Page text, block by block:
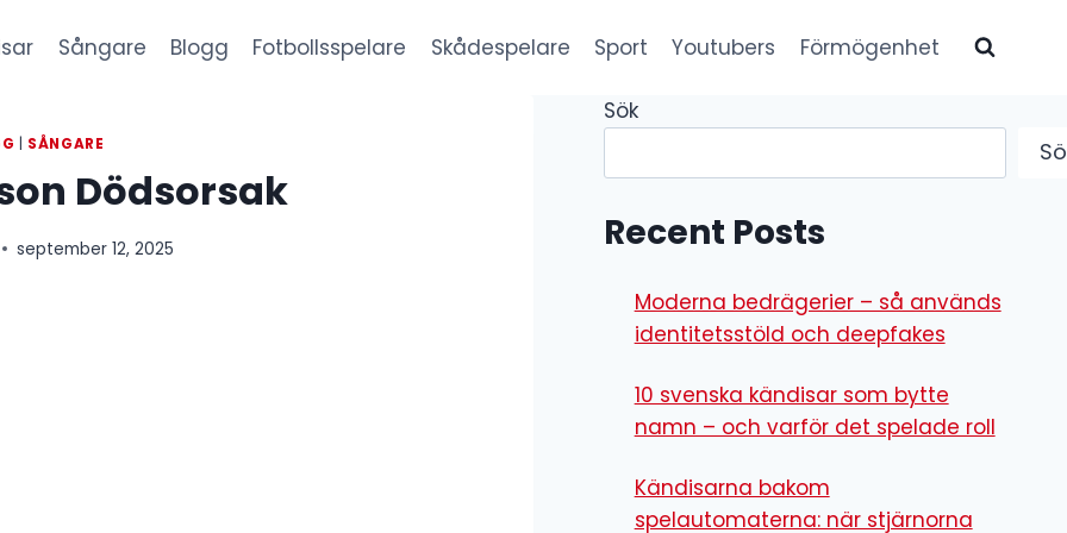
Sångare Blogg Fotbollsspelare Skådespelare Sport Youtubers Förmögenhet
SÅNGARE
Dödsorsak
september 12, 2025
Sök
Recent Posts
Moderna bedrägerier – så används
identitetsstöld och deepfakes
10 svenska kändisar som bytte
namn – och varför det spelade roll
Kändisarna bakom
spelautomaterna: när stjärnorna